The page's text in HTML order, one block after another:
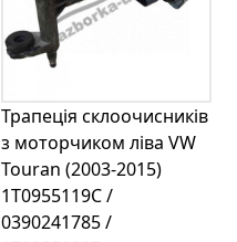
Трапеція склоочисників
з моторчиком ліва VW
Touran (2003-2015)
1T0955119C /
0390241785 /